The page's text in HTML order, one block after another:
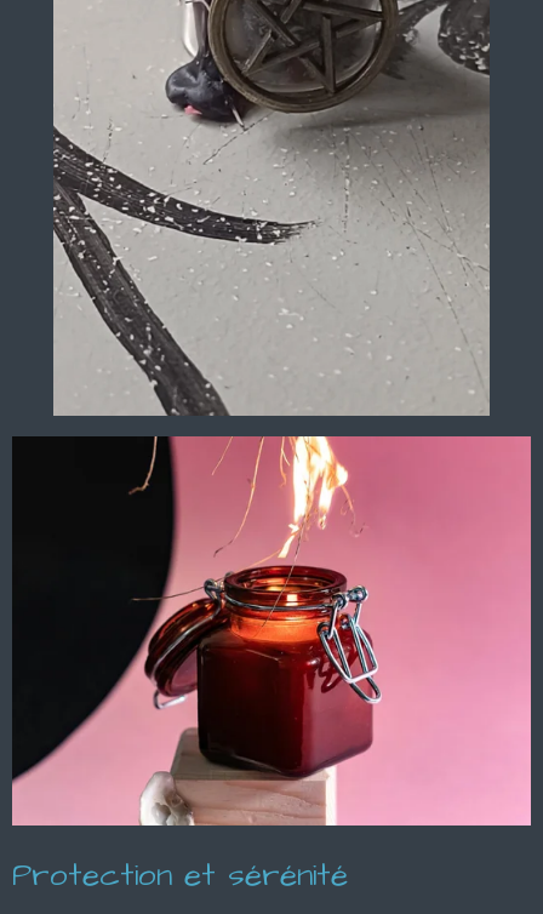
Protection et sérénité